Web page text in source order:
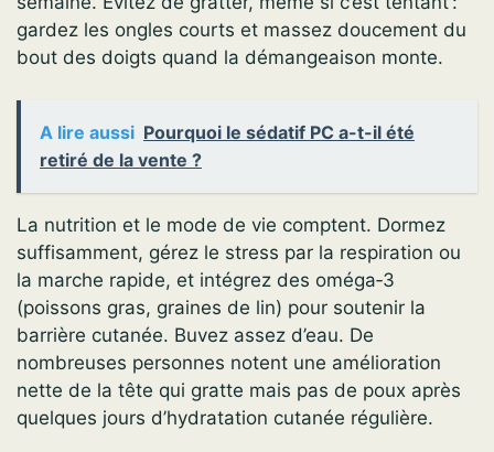
gardez les ongles courts et massez doucement du
bout des doigts quand la démangeaison monte.
A lire aussi Pourquoi le sédatif PC a-t-il été
retiré de la vente ?
La nutrition et le mode de vie comptent. Dormez
suffisamment, gérez le stress par la respiration ou
la marche rapide, et intégrez des oméga‑3
(poissons gras, graines de lin) pour soutenir la
barrière cutanée. Buvez assez d’eau. De
nombreuses personnes notent une amélioration
nette de la tête qui gratte mais pas de poux après
quelques jours d’hydratation cutanée régulière.